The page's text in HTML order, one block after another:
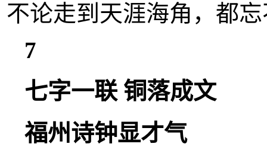
不论走到天涯海角，都
7
七字一联 铜落成文
福州诗钟显才气